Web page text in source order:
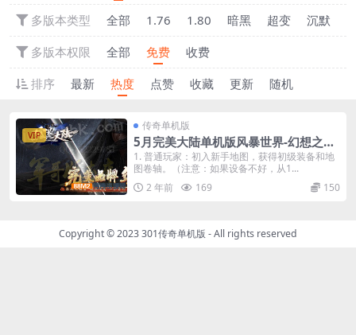
多版本类型
全部 1.76 1.80 暗黑 超变 沉默
多版本权限
全部 免费
收费
排序
最新 热度 点赞 收藏 更新 随机
VIP
传奇单机版
5月完美大陆单机版风暴世界-幻想之旅-
神魔之体-装备强化-附带GM后台
1. 普通玩家：初入新手地图，获得初级装备和地
图卷轴。（注意：如果设备不好，从1...
2 年前
169 150
Copyright © 2023301传奇单机版 - All rights reserved